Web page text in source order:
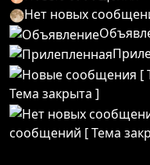
Нет новых
Тема закрыта ]
сообщений [ Тема